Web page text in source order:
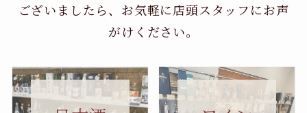
ございましたら、お気軽に店頭スタッフにお声
がけください。